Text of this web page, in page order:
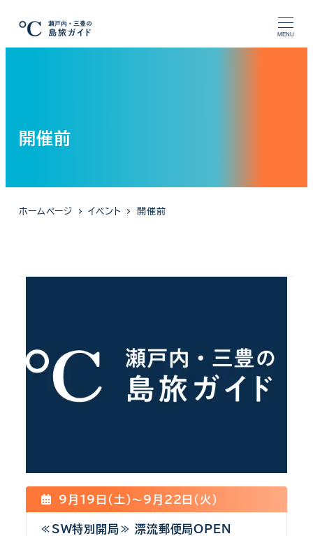
移
MENU
開催前
ホームページ イベント 開催前
9月19日(土)〜9月22日(火)
≪SW特別開局≫ 漂流郵便局OPEN